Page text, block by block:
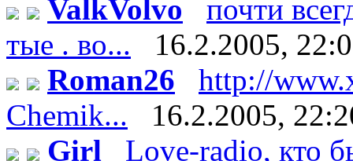
ValkVolvo
почти
тые . во...
16.2.2005,
Roman26
http://
Chemik...
16.2.2005,
Girl
Love-radio, кто